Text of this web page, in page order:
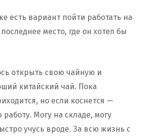
есть вариант пойти работать на
место, где он хотел бы
открыть свою чайную и
китайский чай. Пока
но если коснется —
Могу на складе, могу
учусь вроде. За всю жизнь с